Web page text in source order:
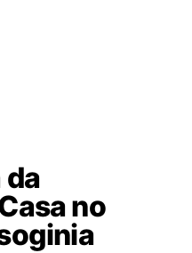
no